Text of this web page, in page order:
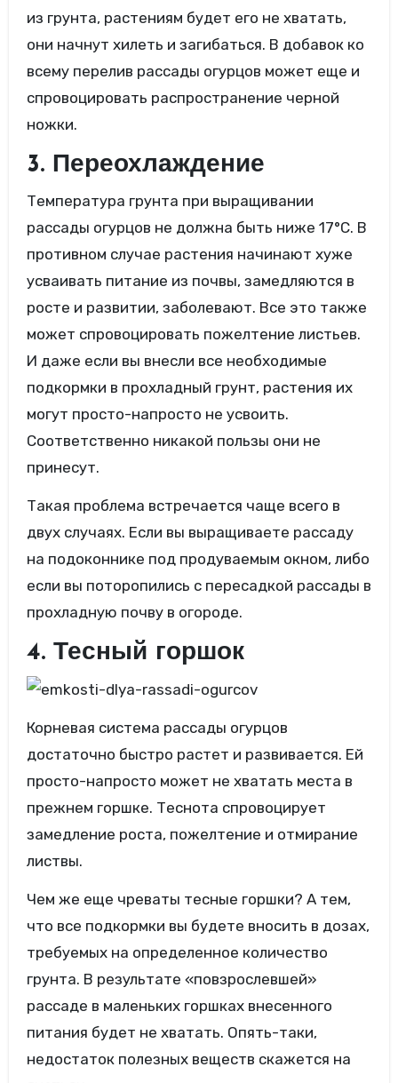
из грунта, растениям будет его не хватать,
они начнут хилеть и загибаться. В добавок ко
всему перелив рассады огурцов может еще и
спровоцировать распространение черной
ножки.
3. Переохлаждение
Температура грунта при выращивании
рассады огурцов не должна быть ниже 17°С. В
противном случае растения начинают хуже
усваивать питание из почвы, замедляются в
росте и развитии, заболевают. Все это также
может спровоцировать пожелтение листьев.
И даже если вы внесли все необходимые
подкормки в прохладный грунт, растения их
могут просто-напросто не усвоить.
Соответственно никакой пользы они не
принесут.
Такая проблема встречается чаще всего в
двух случаях. Если вы выращиваете рассаду
на подоконнике под продуваемым окном, либо
если вы поторопились с пересадкой рассады в
прохладную почву в огороде.
4. Тесный горшок
Корневая система рассады огурцов
достаточно быстро растет и развивается. Ей
просто-напросто может не хватать места в
прежнем горшке. Теснота спровоцирует
замедление роста, пожелтение и отмирание
листвы.
Чем же еще чреваты тесные горшки? А тем,
что все подкормки вы будете вносить в дозах,
требуемых на определенное количество
грунта. В результате «повзрослевшей»
рассаде в маленьких горшках внесенного
питания будет не хватать. Опять-таки,
недостаток полезных веществ скажется на